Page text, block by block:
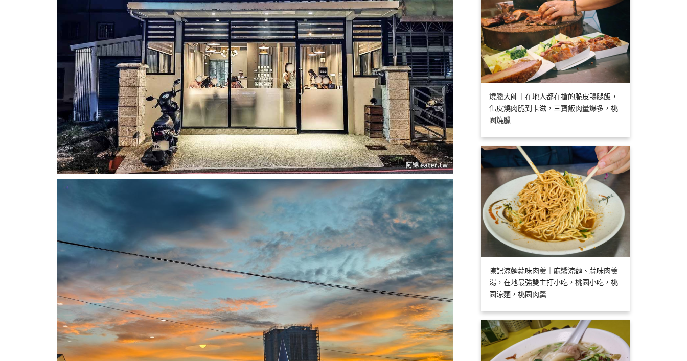
燒臘大師｜在地人都在搶的脆皮鴨腿飯，
化皮燒肉脆到卡滋，三寶飯肉量爆多，桃
園燒臘
陳記涼麵蒜味肉羹｜麻醬涼麵、蒜味肉羹
湯，在地最強雙主打小吃，桃園小吃，桃
園涼麵，桃園肉羹